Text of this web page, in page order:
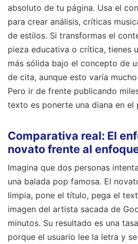
absoluto de tu página. Usa el
para crear análisis, críticas
de estilos. Si transformas el
pieza educativa o crítica, tienes
más sólida bajo el concepto de
de cita, aunque esto varía
Pero ir de frente publicando
texto es ponerte una diana en el
Comparativa real: El
novato frente al
Imagina que dos personas
una balada pop famosa. El
limpia, pone el título, pega el
imagen del artista sacada de
minutos. Su resultado es una
porque el usuario lee la letra y